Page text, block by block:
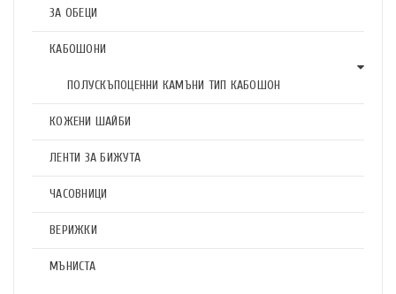
ЗА ОБЕЦИ
КАБОШОНИ
ПОЛУСКЪПОЦЕННИ КАМЪНИ ТИП КАБОШОН
КОЖЕНИ ШАЙБИ
ЛЕНТИ ЗА БИЖУТА
ЧАСОВНИЦИ
ВЕРИЖКИ
МЪНИСТА